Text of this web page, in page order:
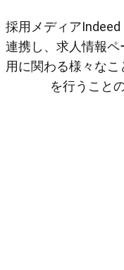
採用メディア
連携し、求人情報
用に関わる様々な
を行うこと